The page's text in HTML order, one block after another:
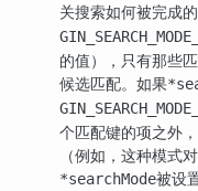
关搜索如何被完成
的值），只有那些
候选匹配。如果
个匹配键的项之外
（例如，这种模式
*searchMode被设